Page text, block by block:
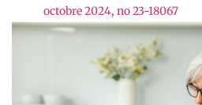
octobre 2024, no 23-18067